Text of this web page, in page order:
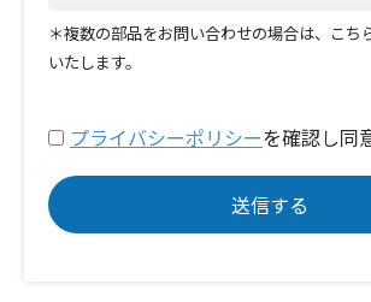
＊複数の部品をお問い合わせの場合は、こち
いたします。
プライバシーポリシーを確認し同